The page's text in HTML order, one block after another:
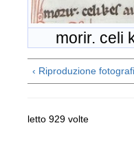
morir. celi
‹ Riproduzione
letto 929 volte